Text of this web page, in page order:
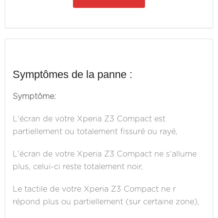
Symptômes de la panne :
Symptôme:
L'écran de votre Xperia Z3 Compact est
partiellement ou totalement fissuré ou rayé,
L'écran de votre Xperia Z3 Compact ne s'allume
plus, celui-ci reste totalement noir,
Le tactile de votre Xperia Z3 Compact ne r
répond plus ou partiellement (sur certaine zone),